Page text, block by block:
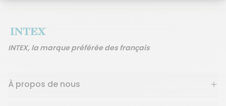
INTEX, la marque préférée des français
À propos de nous